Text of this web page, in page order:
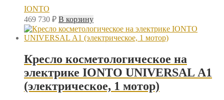
IONTO
469 730 ₽ В корзину
Кресло косметологическое на
электрике IONTO UNIVERSAL А1
(электрическое, 1 мотор)